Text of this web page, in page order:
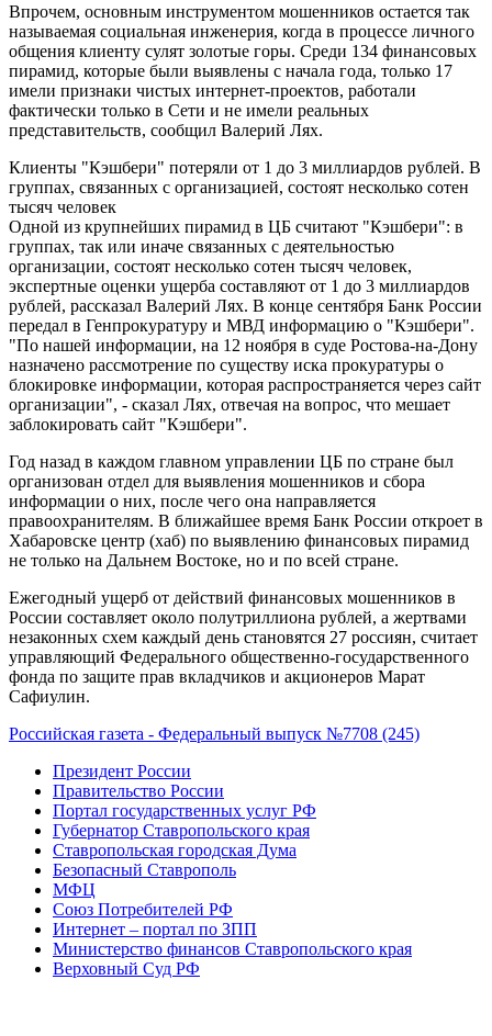
Впрочем, основным инструментом мошенников остается так
называемая социальная инженерия, когда в процессе личного
общения клиенту сулят золотые горы. Среди 134 финансовых
пирамид, которые были выявлены с начала года, только 17
имели признаки чистых интернет-проектов, работали
фактически только в Сети и не имели реальных
представительств, сообщил Валерий Лях.
Клиенты "Кэшбери" потеряли от 1 до 3 миллиардов рублей. В
группах, связанных с организацией, состоят несколько сотен
тысяч человек
Одной из крупнейших пирамид в ЦБ считают "Кэшбери": в
группах, так или иначе связанных с деятельностью
организации, состоят несколько сотен тысяч человек,
экспертные оценки ущерба составляют от 1 до 3 миллиардов
рублей, рассказал Валерий Лях. В конце сентября Банк России
передал в Генпрокуратуру и МВД информацию о "Кэшбери".
"По нашей информации, на 12 ноября в суде Ростова-на-Дону
назначено рассмотрение по существу иска прокуратуры о
блокировке информации, которая распространяется через сайт
организации", - сказал Лях, отвечая на вопрос, что мешает
заблокировать сайт "Кэшбери".
Год назад в каждом главном управлении ЦБ по стране был
организован отдел для выявления мошенников и сбора
информации о них, после чего она направляется
правоохранителям. В ближайшее время Банк России откроет в
Хабаровске центр (хаб) по выявлению финансовых пирамид
не только на Дальнем Востоке, но и по всей стране.
Ежегодный ущерб от действий финансовых мошенников в
России составляет около полутриллиона рублей, а жертвами
незаконных схем каждый день становятся 27 россиян, считает
управляющий Федерального общественно-государственного
фонда по защите прав вкладчиков и акционеров Марат
Сафиулин.
Российская газета - Федеральный выпуск №7708 (245)
Президент России
Правительство России
Портал государственных услуг РФ
Губернатор Ставропольского края
Ставропольская городская Дума
Безопасный Ставрополь
МФЦ
Союз Потребителей РФ
Интернет – портал по ЗПП
Министерство финансов Ставропольского края
Верховный Суд РФ